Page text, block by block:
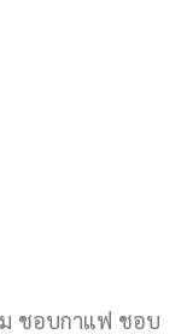
ชอบกาแฟ ชอบ